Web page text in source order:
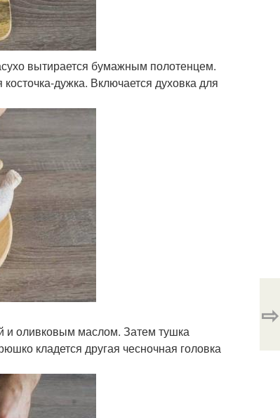
вытирается бумажным полотенцем.
дужка. Включается духовка для
и оливковым маслом. Затем тушка
кладется другая чесночная головка
⇨